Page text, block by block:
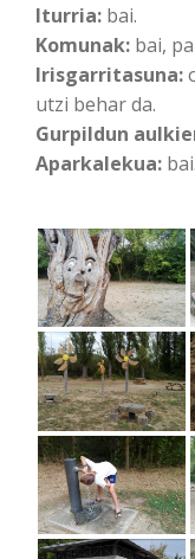
Iturria: bai.
Komunak: bai,
Irisgarritasuna:
utzi behar da.
Gurpildun
Aparkalekua: bai.